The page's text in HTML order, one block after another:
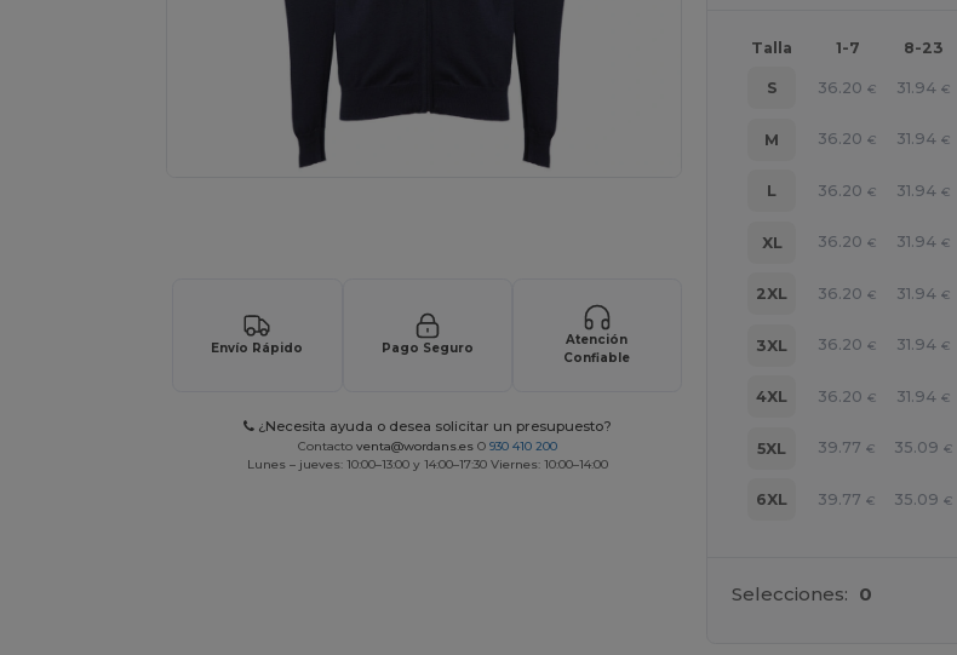
Envío Rápido Pago Seguro
Atención
Confiable
¿Necesita ayuda o desea solicitar un presupuesto?
Contacto venta@wordans.es O 930 410 200
Lunes – jueves: 10:00–13:00 y 14:00–17:30 Viernes: 10:00–14:00
Talla 1-7 8-23
S 36.20 € 31.94 €
M 36.20 € 31.94 €
L 36.20 € 31.94 €
XL 36.20 € 31.94 €
2XL 36.20 € 31.94 €
3XL 36.20 € 31.94 €
4XL 36.20 € 31.94 €
5XL 39.77 € 35.09 €
6XL 39.77 € 35.09 €
Selecciones: 0